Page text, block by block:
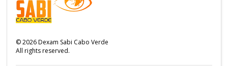
©2026Dexam Sabi Cabo Verde
All rights reserved.